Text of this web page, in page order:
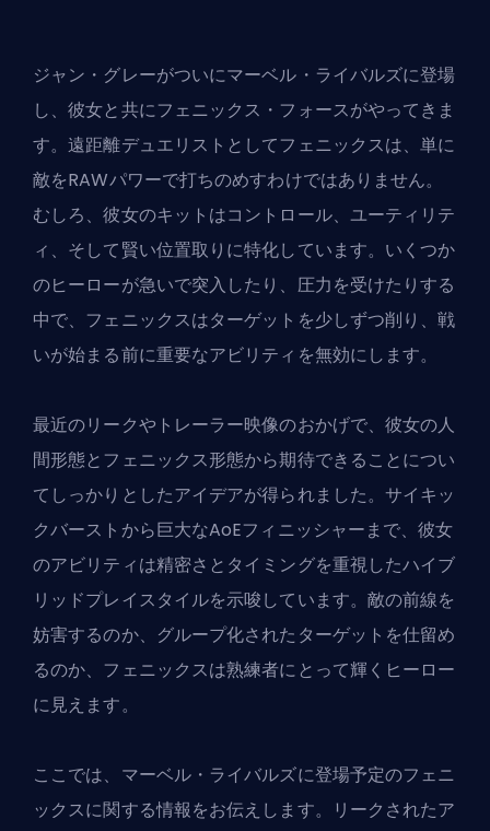
ジャン・グレーがついにマーベル・ライバルズに登場
し、彼女と共にフェニックス・フォースがやってきま
す。遠距離デュエリスト としてフェニックスは、単に
敵をRAWパワーで打ちのめすわけではありません。
むしろ、彼女のキットはコントロール、ユーティリテ
ィ、そして賢い位置取りに特化しています。いくつか
のヒーローが急いで突入したり、圧力を受けたりする
中で、フェニックスはターゲットを少しずつ削り、戦
いが始まる前に重要なアビリティを無効にします。
最近のリークやトレーラー映像のおかげで、彼女の人
間形態とフェニックス形態から期待できることについ
てしっかりとしたアイデアが得られました。サイキッ
クバーストから巨大なAoEフィニッシャーまで、彼女
のアビリティは精密さとタイミングを重視したハイブ
リッドプレイスタイルを示唆しています。敵の前線を
妨害するのか、グループ化されたターゲットを仕留め
るのか、フェニックスは熟練者にとって輝くヒーロー
に見えます。
ここでは、マーベル・ライバルズに登場予定のフェニ
ックスに関する情報をお伝えします。リークされたア